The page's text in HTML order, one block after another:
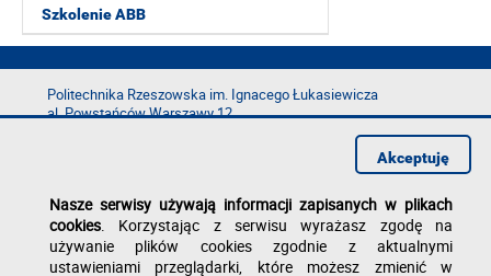
Szkolenie ABB
Politechnika Rzeszowska im. Ignacego Łukasiewicza
al. Powstańców Warszawy 12
e-mail:kancelaria@prz.edu.pl
Deklaracja dostępności
Polityka prywatności
Nasze serwisy używają informacji zapisanych w plikach
cookies. Korzystając z serwisu wyrażasz zgodę na
używanie plików cookies zgodnie z aktualnymi
ustawieniami przeglądarki, które możesz zmienić w
Akceptuję